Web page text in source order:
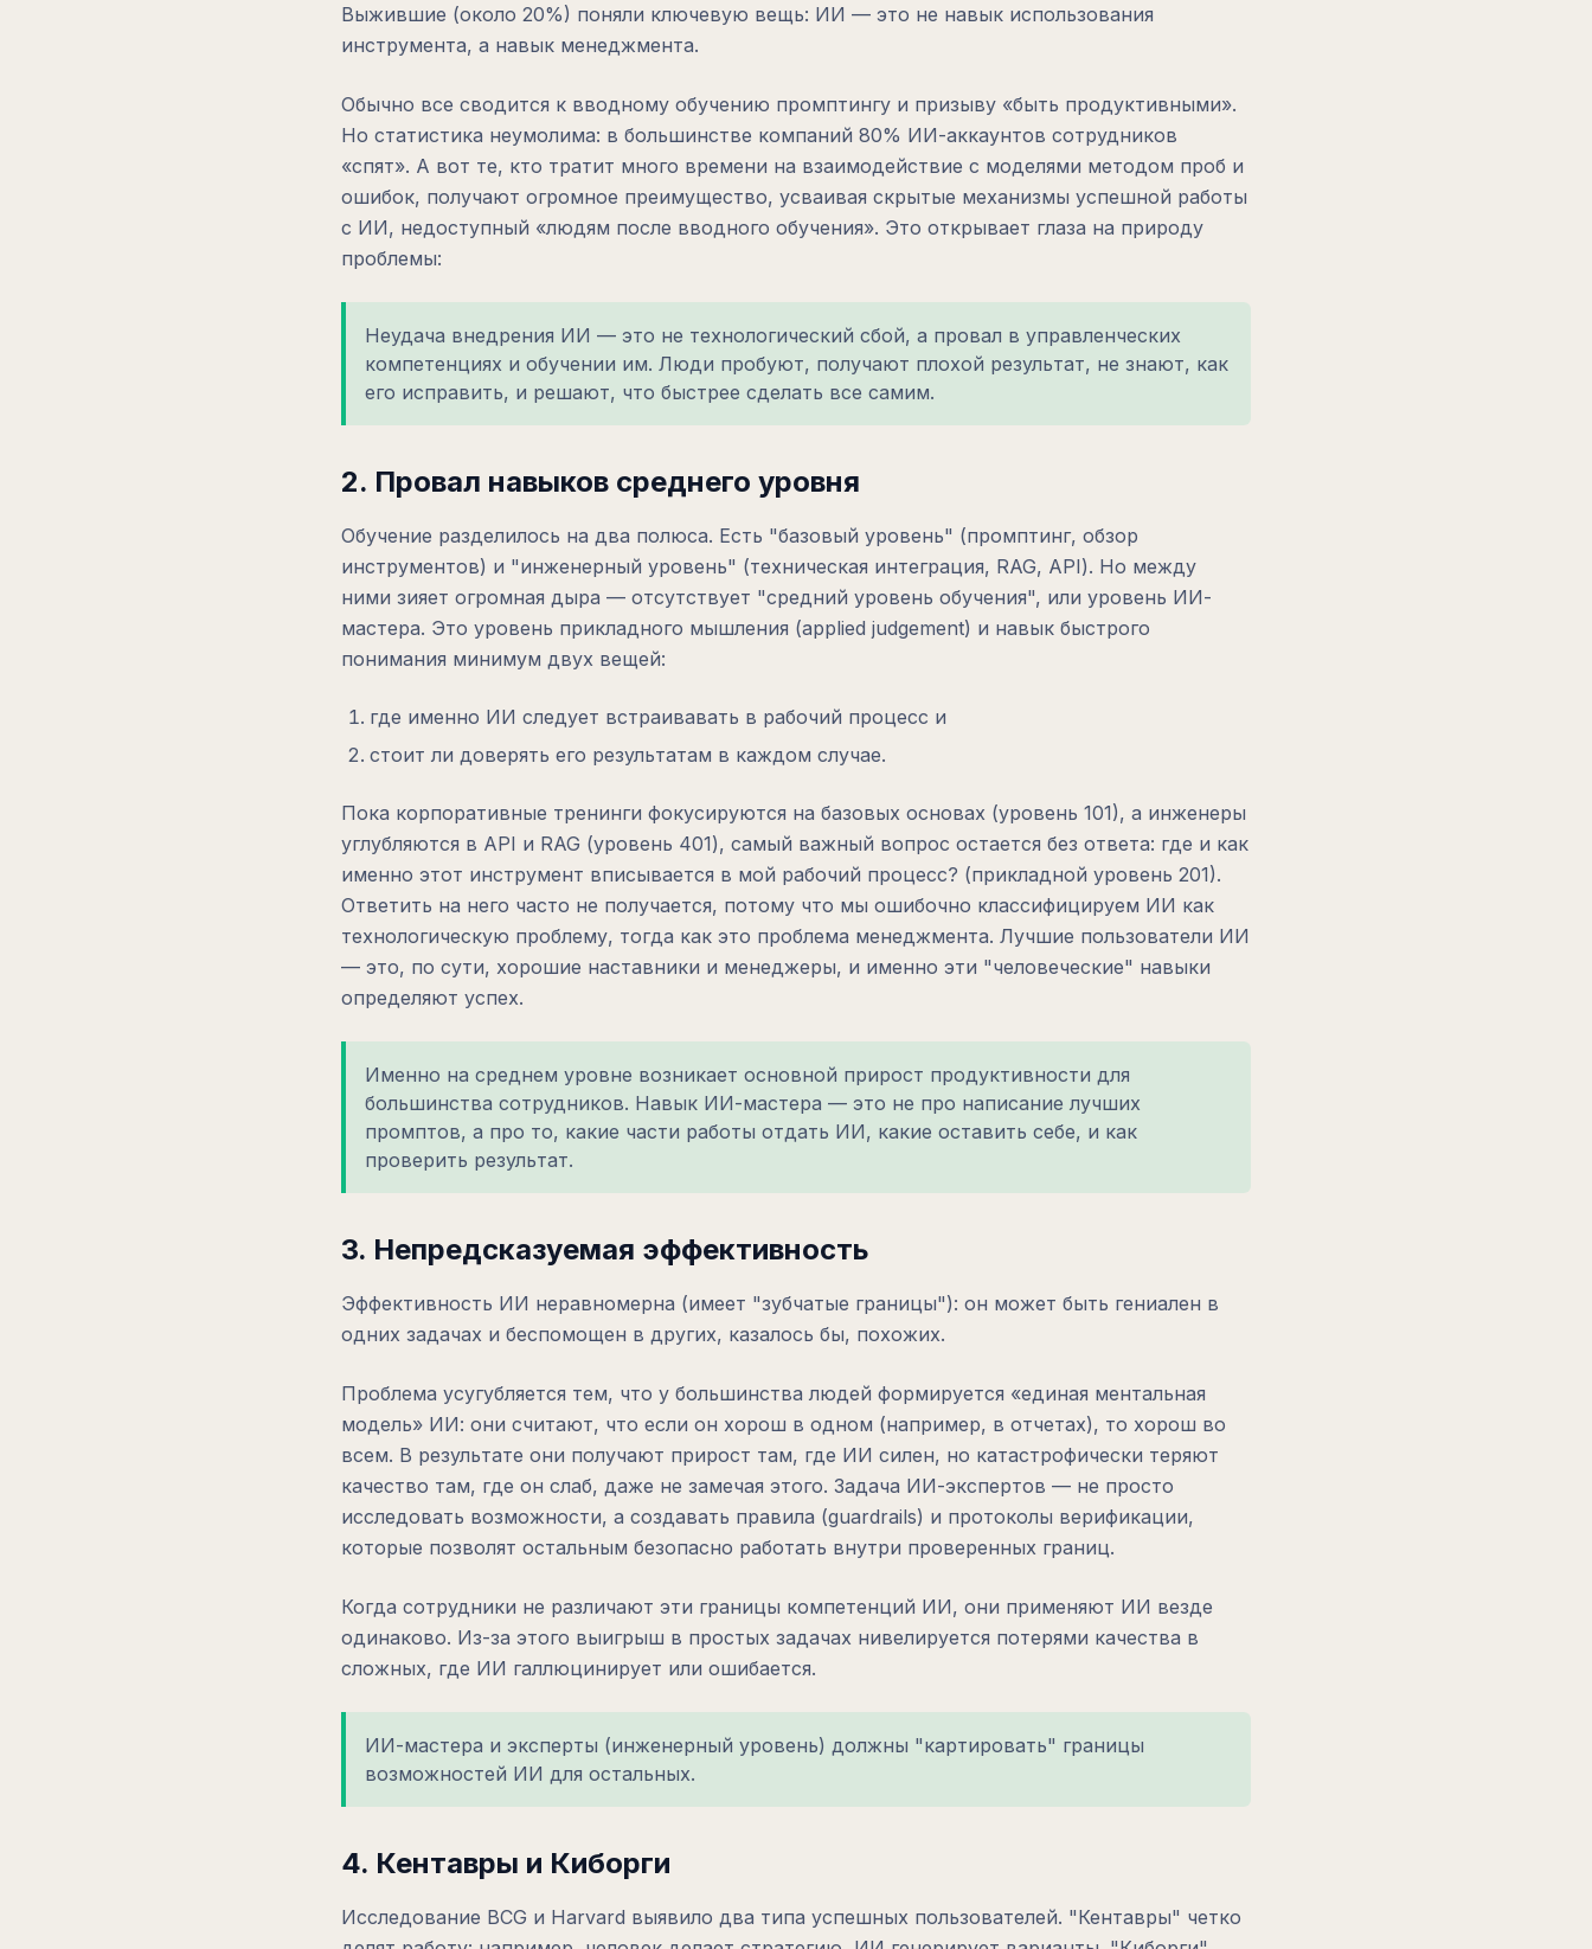
Выжившие (около 20%) поняли ключевую вещь: ИИ — это не навык использования
инструмента, а навык менеджмента.
Обычно все сводится к вводному обучению промптингу и призыву «быть продуктивными».
Но статистика неумолима: в большинстве компаний 80% ИИ-аккаунтов сотрудников
«спят». А вот те, кто тратит много времени на взаимодействие с моделями методом проб и
ошибок, получают огромное преимущество, усваивая скрытые механизмы успешной работы
c ИИ, недоступный «людям после вводного обучения». Это открывает глаза на природу
проблемы:
Неудача внедрения ИИ — это не технологический сбой, а провал в управленческих
компетенциях и обучении им. Люди пробуют, получают плохой результат, не знают, как
его исправить, и решают, что быстрее сделать все самим.
2. Провал навыков среднего уровня
Обучение разделилось на два полюса. Есть "базовый уровень" (промптинг, обзор
инструментов) и "инженерный уровень" (техническая интеграция, RAG, API). Но между
ними зияет огромная дыра — отсутствует "средний уровень обучения", или уровень ИИ-
мастера. Это уровень прикладного мышления (applied judgement) и навык быстрого
понимания минимум двух вещей:
где именно ИИ следует встраивавать в рабочий процесс и
стоит ли доверять его результатам в каждом случае.
Пока корпоративные тренинги фокусируются на базовых основах (уровень 101), а инженеры
углубляются в API и RAG (уровень 401), самый важный вопрос остается без ответа: где и как
именно этот инструмент вписывается в мой рабочий процесс? (прикладной уровень 201).
Ответить на него часто не получается, потому что мы ошибочно классифицируем ИИ как
технологическую проблему, тогда как это проблема менеджмента. Лучшие пользователи ИИ
— это, по сути, хорошие наставники и менеджеры, и именно эти "человеческие" навыки
определяют успех.
Именно на среднем уровне возникает основной прирост продуктивности для
большинства сотрудников. Навык ИИ-мастера — это не про написание лучших
промптов, а про то, какие части работы отдать ИИ, какие оставить себе, и как
проверить результат.
3. Непредсказуемая эффективность
Эффективность ИИ неравномерна (имеет "зубчатые границы"): он может быть гениален в
одних задачах и беспомощен в других, казалось бы, похожих.
Проблема усугубляется тем, что у большинства людей формируется «единая ментальная
модель» ИИ: они считают, что если он хорош в одном (например, в отчетах), то хорош во
всем. В результате они получают прирост там, где ИИ силен, но катастрофически теряют
качество там, где он слаб, даже не замечая этого. Задача ИИ-экспертов — не просто
исследовать возможности, а создавать правила (guardrails) и протоколы верификации,
которые позволят остальным безопасно работать внутри проверенных границ.
Когда сотрудники не различают эти границы компетенций ИИ, они применяют ИИ везде
одинаково. Из-за этого выигрыш в простых задачах нивелируется потерями качества в
сложных, где ИИ галлюцинирует или ошибается.
ИИ-мастера и эксперты (инженерный уровень) должны "картировать" границы
возможностей ИИ для остальных.
4. Кентавры и Киборги
Исследование BCG и Harvard выявило два типа успешных пользователей. "Кентавры" четко